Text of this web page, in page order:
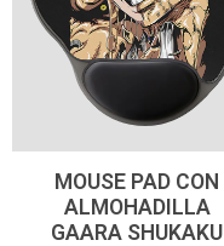
MOUSE PAD CON
ALMOHADILLA
GAARA SHUKAKU